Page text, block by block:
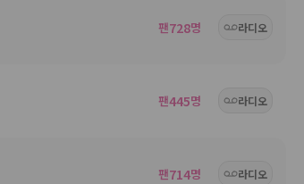
팬728명 라디오
팬445명 라디오
팬714명 라디오